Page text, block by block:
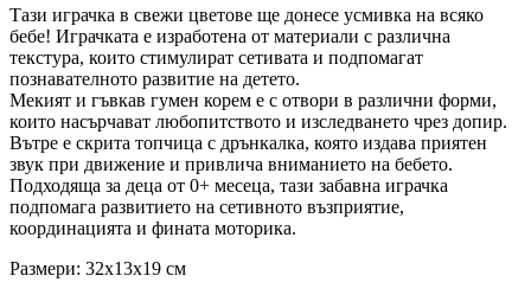
Тази играчка в свежи цветове ще донесе усмивка на всяко
бебе! Играчката е изработена от материали с различна
текстура, които стимулират сетивата и подпомагат
познавателното развитие на детето.
Мекият и гъвкав гумен корем е с отвори в различни форми,
които насърчават любопитството и изследването чрез допир.
Вътре е скрита топчица с дрънкалка, която издава приятен
звук при движение и привлича вниманието на бебето.
Подходяща за деца от 0+ месеца, тази забавна играчка
подпомага развитието на сетивното възприятие,
координацията и фината моторика.
Размери: 32x13x19 см